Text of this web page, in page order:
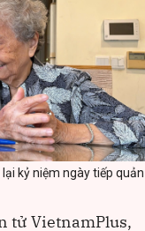
kỷ niệm ngày tiếp quản
tử VietnamPlus,